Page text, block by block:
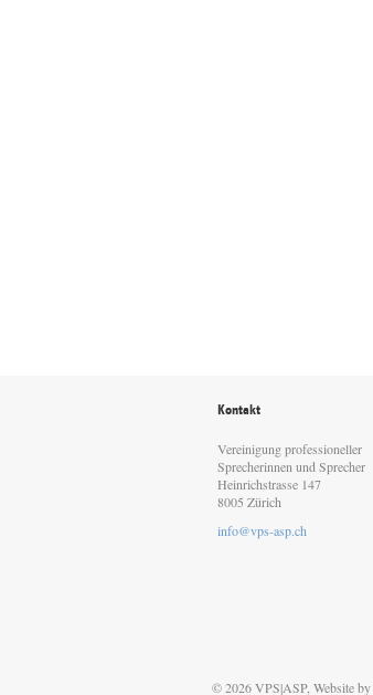
Kontakt
Vereinigung professioneller
Sprecherinnen und Sprecher
Heinrichstrasse 147
8005 Zürich
info@vps-asp.ch
© 2026 VPS|ASP, Website by